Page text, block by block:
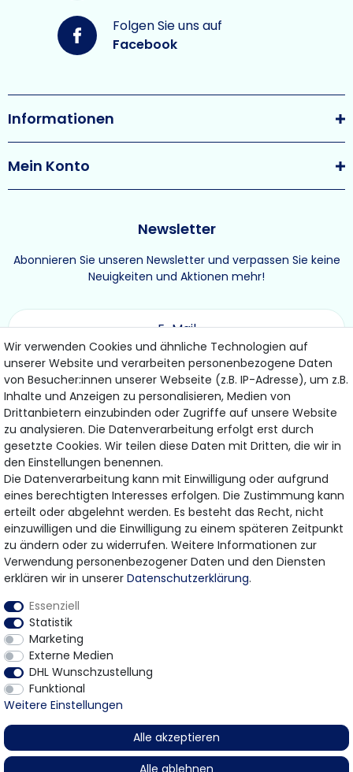
Folgen Sie uns auf
Facebook
Newsletter
Abonnieren Sie unseren Newsletter und verpassen Sie keine
Neuigkeiten und Aktionen mehr!
ABONNIEREN
Hiermit bestätige ich, dass ich dieDaten­schutz­erklärunggelesen habe.
Meine Einwilligung kann ich jederzeit widerrufen.
Informationen
Mein Konto
Bezahlung & Versand
Wir bieten Ihnen viele Möglichkeiten einer sicheren
Bezahlung.
* Gilt für Lieferungen innerhalb Deutschlands
© 2026 Gomer Trading GmbH / Alle Rechte vorbehalten.
Wir verwenden Cookies und ähnliche Technologien auf
unserer Website und verarbeiten personenbezogene Daten
von Besucher:innen unserer Webseite (z.B. IP-Adresse), um z.B.
Inhalte und Anzeigen zu personalisieren, Medien von
Drittanbietern einzubinden oder Zugriffe auf unsere Website
zu analysieren. Die Datenverarbeitung erfolgt erst durch
gesetzte Cookies. Wir teilen diese Daten mit Dritten, die wir in
den Einstellungen benennen.
Die Datenverarbeitung kann mit Einwilligung oder aufgrund
eines berechtigten Interesses erfolgen. Die Zustimmung kann
erteilt oder abgelehnt werden. Es besteht das Recht, nicht
einzuwilligen und die Einwilligung zu einem späteren Zeitpunkt
zu ändern oder zu widerrufen. Weitere Informationen zur
Verwendung personenbezogener Daten und den Diensten
erklären wir in unserer Daten­schutz­erklärung.
Essenziell
Statistik
Marketing
Externe Medien
DHL Wunschzustellung
Funktional
Weitere Einstellungen
Alle akzeptieren
Alle ablehnen